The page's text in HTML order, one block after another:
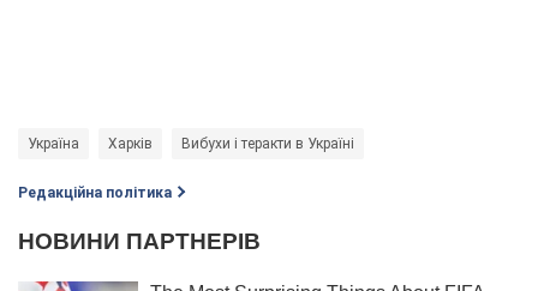
Україна Харків Вибухи і теракти в Україні
Редакційна політика